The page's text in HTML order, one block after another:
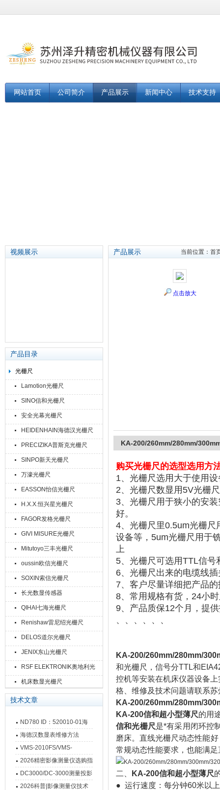
网站首页 公司简介 产品展示 新闻中心 技术支持
视频展示
产品目录
光栅尺
Lamotion光栅尺
SINO信和光栅尺
安全光幕光栅尺
HEIDENHAIN海德汉光栅尺
PRECIZIKA普斯克光栅尺
SINPO新天光栅尺
万濠光栅尺
EASSON怡信光栅尺
H.X.X.恒兴星光栅尺
FAGOR发格光栅尺
GIVI MISURE光栅尺
Mitutoyo三丰光栅尺
oussin欧信光栅尺
SOXIN索信光栅尺
长光数显传感器
QIHAI七海光栅尺
Renishaw雷尼绍光栅尺
DELOS道尔光栅尺
JENIX东山光栅尺
RSF ELEKTRONIK奥地利光
栅尺
机床数显光栅尺
技术文章
ND780 ID：520010-01海
德汉数显表故障维修内容
海德汉数显表维修方法
VMS-2010FS/VMS-
3020FS/VMS-4030FS手动
影像测量仪技术参数
2026精密影像测量仪选购指
南 靠谱品牌一站式选型推荐
DC3000/DC-3000测量投影
仪万濠数据处理器数显表故
2026科普|影像测量仪技术
产品展示 当前位置： 首
点击放大
KA-200/260mm/280mm/
购买光栅尺的选型选用方
1、 光栅尺选用大于使用
2、 光栅尺数显用 5V光栅
3、 光栅尺用于狭小的安装
好。
4、 光栅尺里0.5um光栅尺
设备等 ， 5um光栅尺用于
上
5、 光栅尺可选用TTL信号
6、光栅尺出来的电缆线
7、客户尽量详细把产品
8、常用规格有货， 24小
9、产品质保12个月，提
、、、、、、
KA-200/260mm/280mm/
和光栅尺，信号分TTL和
控机等安装在机床仪器设备
格、维修及技术问题请联系
KA-200/260mm/280mm/
KA-200信和超小型薄尺的用
信和光栅尺是*有采用闭环控
磨床。直线光栅尺动态性能
常规动态性能要求，也能满
二、 KA-200信和超小型薄尺
● 运行速度：每分钟60米以上